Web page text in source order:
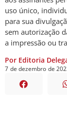
uso único,
para sua
sem autorização
a impressão ou
Por Editoria
7 de dezembro de